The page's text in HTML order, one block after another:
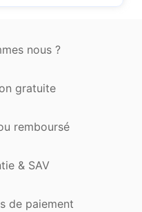
nous ?
gratuite
remboursé
& SAV
de paiement